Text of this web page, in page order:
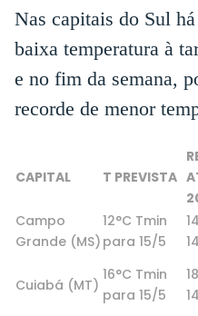
Nas capitais do Sul
baixa temperatura à
e no fim da semana,
recorde de menor
CAPITAL T PREVISTA
Campo
Grande (MS)
12°C Tmin
para 15/5
Cuiabá (MT)
16°C Tmin
para 15/5